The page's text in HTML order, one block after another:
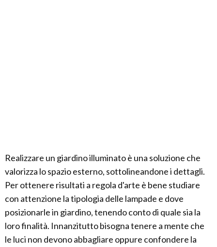
Realizzare un giardino illuminato è una soluzione che
valorizza lo spazio esterno, sottolineandone i dettagli.
Per ottenere risultati a regola d'arte è bene studiare
con attenzione la tipologia delle lampade e dove
posizionarle in giardino, tenendo conto di quale sia la
loro finalità. Innanzitutto bisogna tenere a mente che
le luci non devono abbagliare oppure confondere la